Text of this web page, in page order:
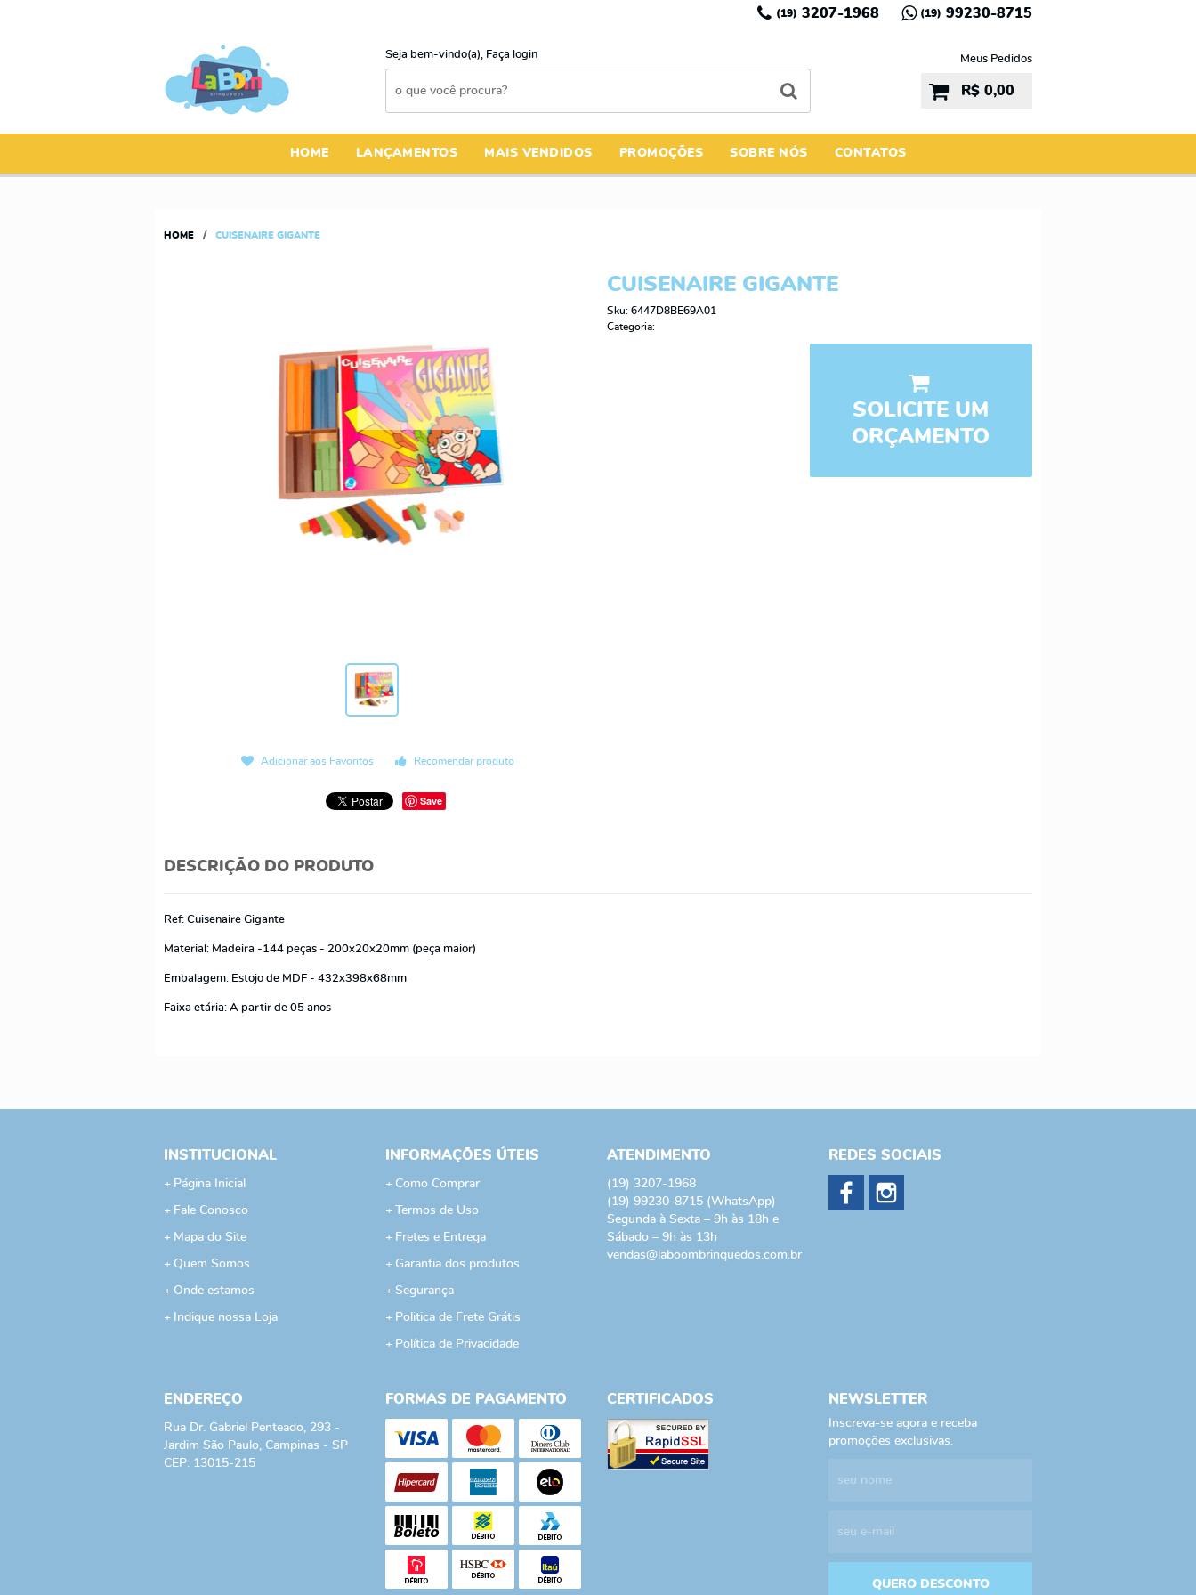
(19) 3207-1968 (19) 99230-8715
Seja bem-vindo(a), Faça login Meus Pedidos
R$ 0,00
HOME LANÇAMENTOS MAIS VENDIDOS PROMOÇÕES SOBRE NÓS CONTATOS
HOME CUISENAIRE GIGANTE
Adicionar aos Favoritos Recomendar produto
Save
CUISENAIRE GIGANTE
Sku: 6447D8BE69A01
Categoria:
SOLICITE UM
ORÇAMENTO
DESCRIÇÃO DO PRODUTO
Ref: Cuisenaire Gigante
Material: Madeira -144 peças - 200x20x20mm (peça maior)
Embalagem: Estojo de MDF - 432x398x68mm
Faixa etária: A partir de 05 anos
INSTITUCIONAL
Página Inicial
Fale Conosco
Mapa do Site
Quem Somos
Onde estamos
Indique nossa Loja
INFORMAÇÕES ÚTEIS
Como Comprar
Termos de Uso
Fretes e Entrega
Garantia dos produtos
Segurança
Politica de Frete Grátis
Política de Privacidade
ATENDIMENTO
(19) 3207-1968
(19) 99230-8715 (WhatsApp)
Segunda à Sexta – 9h às 18h e
Sábado – 9h às 13h
vendas@laboombrinquedos.com.br
REDES SOCIAIS
ENDEREÇO
Rua Dr. Gabriel Penteado, 293 -
Jardim São Paulo, Campinas - SP
CEP: 13015-215
FORMAS DE PAGAMENTO CERTIFICADOS NEWSLETTER
Inscreva-se agora e receba
promoções exclusivas.
QUERO DESCONTO